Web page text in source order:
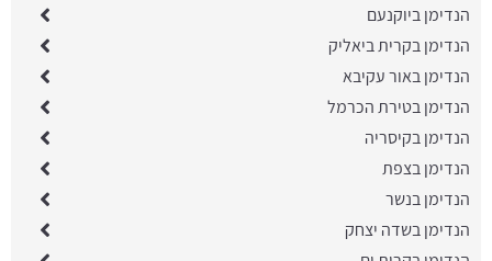
הנדימן ביוקנעם
הנדימן בקרית ביאליק
הנדימן באור עקיבא
הנדימן בטירת הכרמל
הנדימן בקיסריה
הנדימן בצפת
הנדימן בנשר
הנדימן בשדה יצחק